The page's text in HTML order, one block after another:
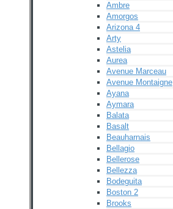
Ambre
Amorgos
Arizona 4
Arty
Astelia
Aurea
Avenue Marceau
Avenue Montaigne
Ayana
Aymara
Balata
Basalt
Beauharnais
Bellagio
Bellerose
Bellezza
Bodeguita
Boston 2
Brooks